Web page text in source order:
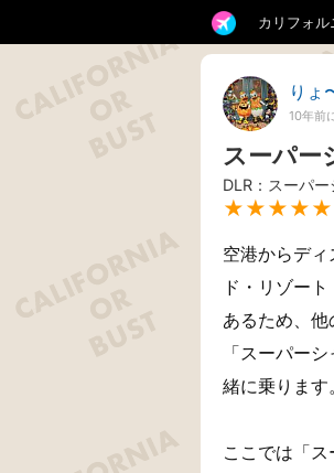
カリフォ
りょ
10年前
スーパー
DLR：スーパ
★★★★★
空港からデ
ド・リゾー
あるため、他
「スーパー
緒に乗ります。
ここでは「